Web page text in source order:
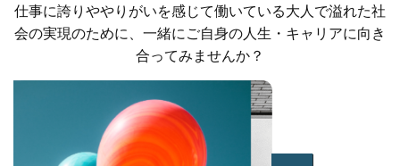
仕事に誇りややりがいを感じて働いている大人で溢れた社
会の実現のために、一緒にご自身の人生・キャリアに向き
合ってみませんか？